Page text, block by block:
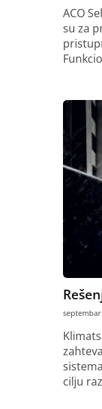
ACO
su za
septembar
cilju